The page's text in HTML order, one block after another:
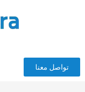
تواصل معنا